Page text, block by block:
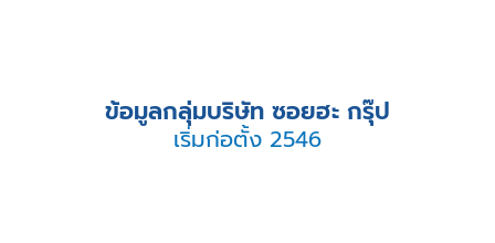
ข้อมูลกลุ่มบริษัท ซอยฮะ กรุ๊ป
เริ่มก่อตั้ง 2546